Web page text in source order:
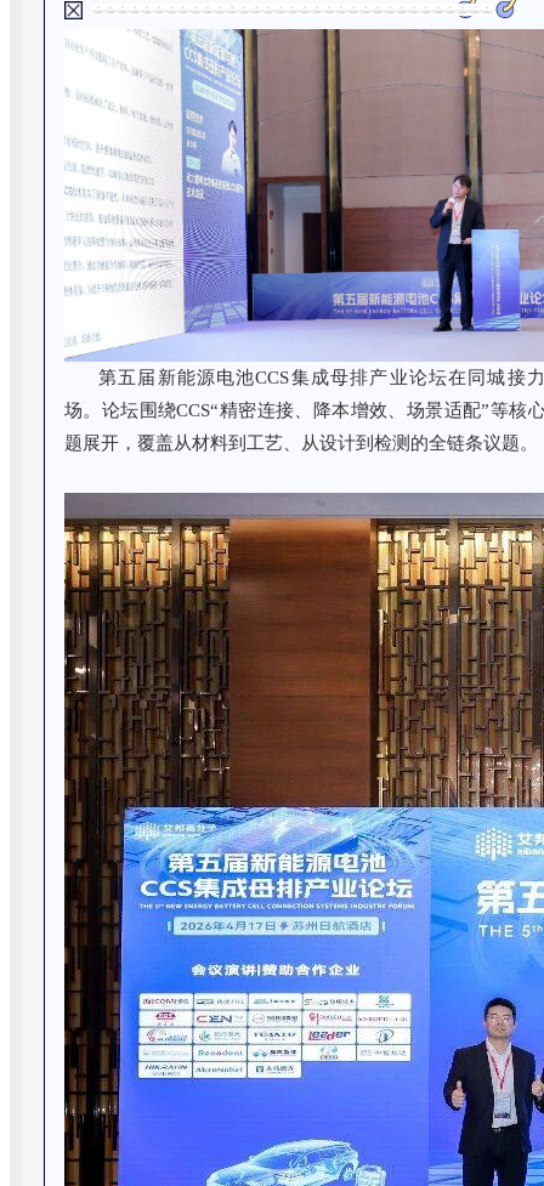
第五届新能源电池CCS集成母排产业论坛在同城接
场。论坛围绕CCS“精密连接、降本增效、场景适配”等核
题展开，覆盖从材料到工艺、从设计到检测的全链条议题。